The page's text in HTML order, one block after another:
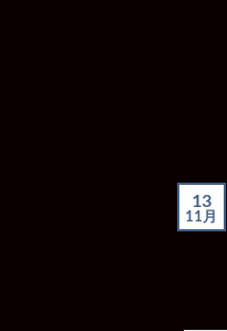
13
11月
奈良